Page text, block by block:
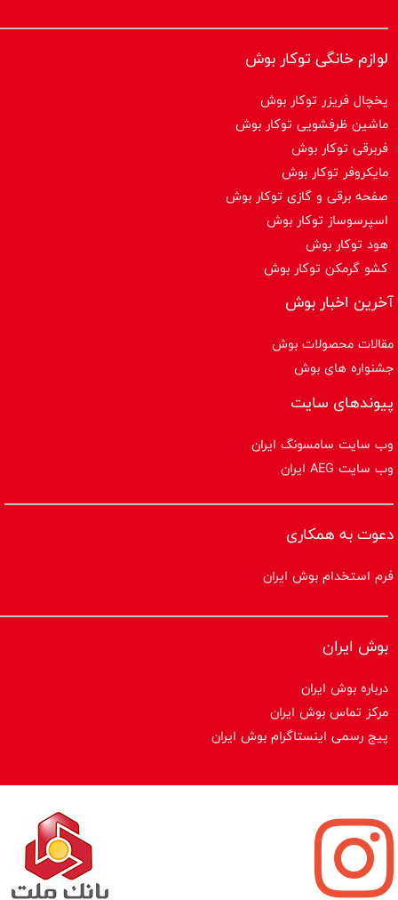
لوازم خانگی توکار بوش
یخچال فریزر توکار بوش
ماشین ظرفشویی توکار بوش
فربرقی توکار بوش
مایکروفر توکار بوش
صفحه برقی و گازی توکار بوش
اسپرسوساز توكار بوش
هود توکار بوش
کشو گرمکن توکار بوش
آخرین اخبار بوش
مقالات محصولات بوش
جشنواره های بوش
پیوندهای سایت
وب سایت سامسونگ ایران
وب سایت AEG ایران
دعوت به همکاری
فرم استخدام بوش ایران
بوش ایران
درباره بوش ایران
مرکز تماس بوش ایران
پیج رسمی اینستاگرام بوش ایران